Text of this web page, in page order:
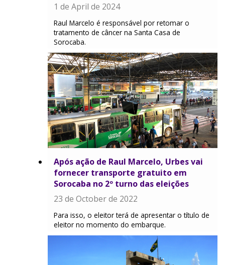
1 de April de 2024
Raul Marcelo é responsável por retomar o
tratamento de câncer na Santa Casa de
Sorocaba.
Após ação de Raul Marcelo, Urbes vai
fornecer transporte gratuito em
Sorocaba no 2º turno das eleições
23 de October de 2022
Para isso, o eleitor terá de apresentar o título de
eleitor no momento do embarque.